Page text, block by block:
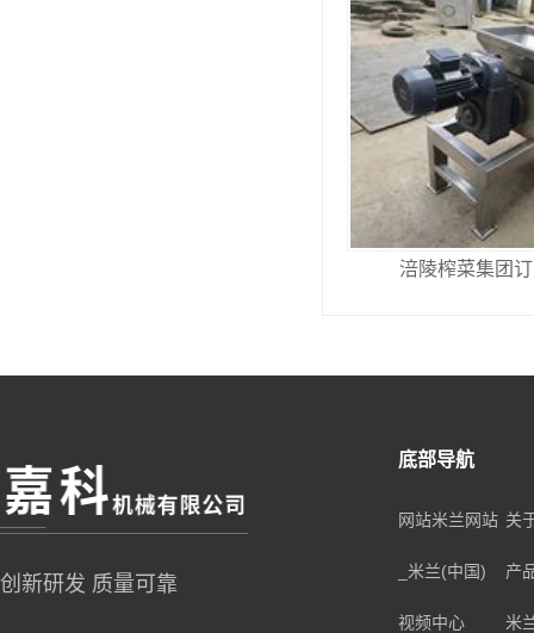
涪陵榨菜集团
创新研发 质量可靠
底部导航
网站米兰网站
_米兰(中国)
关
产
视频中心 米